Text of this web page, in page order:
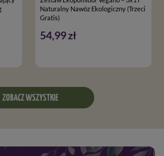
Naturalny Nawóz Ekologiczny (Trzeci
Gratis)
54,99 zł
ZOBACZ WSZYSTKIE